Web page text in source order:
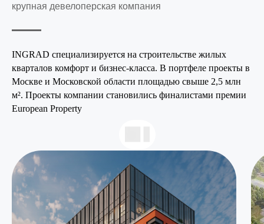
крупная девелоперская компания
INGRAD специализируется на строительстве жилых
кварталов комфорт и бизнес-класса. В портфеле проекты в
Москве и Московской области площадью свыше 2,5 млн
м². Проекты компании становились финалистами премии
European Property